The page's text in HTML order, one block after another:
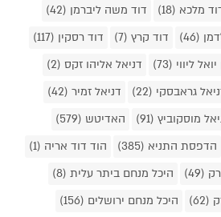
מלכא (18)
דוד משה ליברמן (42)
(46) דוד קרץ (7)
דוד רסקין (117)
ליווי (73)
דניאל אליהו זקס (2)
גראבסקי (22)
דניאל זמיר (42)
מוסקוביץ (91)
האדיטש (579)
הדפסת התניא (385)
הוד דוד אריה (1)
(49)
היכל מנחם ביתר עלית (8)
היכל מנחם ירושלים (156)